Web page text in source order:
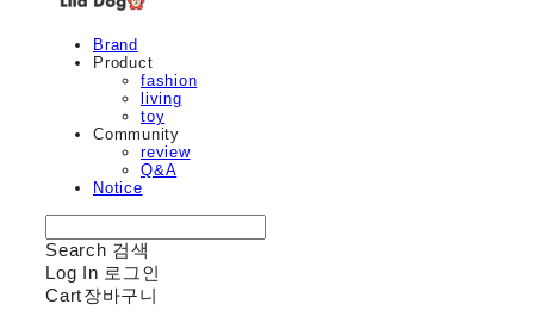
Brand
Product
fashion
living
toy
Community
review
Q&A
Notice
Search 검색
Log In 로그인
Cart장바구니